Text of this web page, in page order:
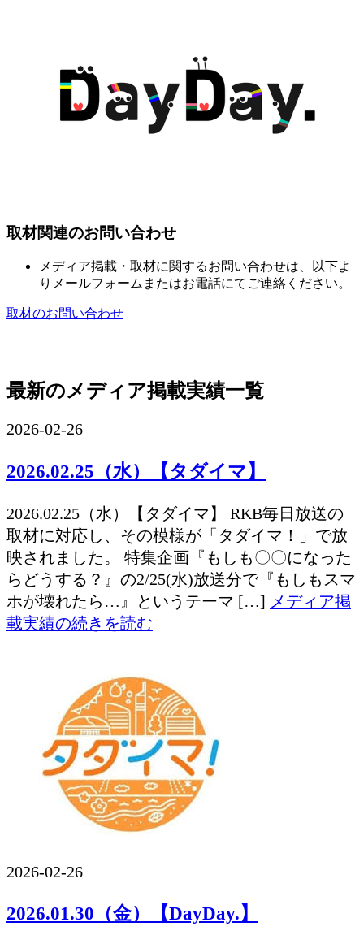
取材関連のお問い合わせ
メディア掲載・取材に関するお問い合わせは、以下よ
りメールフォームまたはお電話にてご連絡ください。
取材のお問い合わせ
最新のメディア掲載実績一覧
2026-02-26
2026.02.25（水）【タダイマ】
2026.02.25（水）【タダイマ】 RKB毎日放送の
取材に対応し、その模様が「タダイマ！」で放
映されました。 特集企画『もしも〇〇になった
らどうする？』の2/25(水)放送分で『もしもスマ
ホが壊れたら…』というテーマ […] メディア掲
載実績の続きを読む
2026-02-26
2026.01.30（金）【DayDay.】